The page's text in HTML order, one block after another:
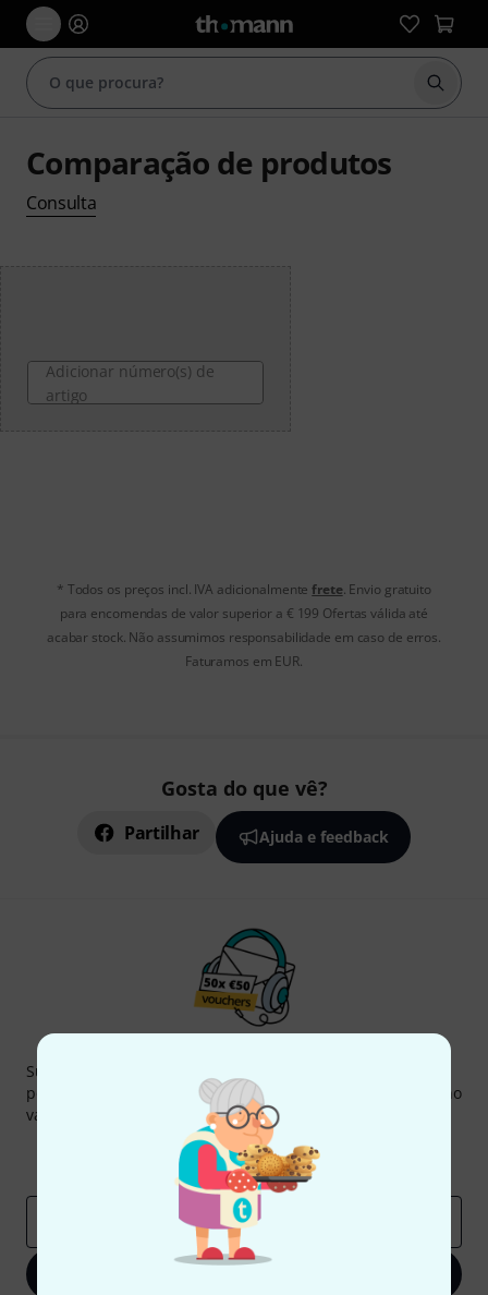
Iniciar
Comparação de produtos
Consulta
Adicionar número(s) de
artigo
* Todos os preços incl. IVA adicionalmentefrete. Envio gratuito
para encomendas de valor superior a € 199 Ofertas válida até
acabar stock. Não assumimos responsabilidade em caso de erros.
Faturamos em EUR.
Gosta do que vê?
Partilhar Ajuda e feedback
Subscreva a Newsletter da Thomann em inglês e com um
pouco de sorte você poderá ganhar um dos
no
valor de
Contribuições inspiradoras
Insights da Thomann
Endereço de e-mail*